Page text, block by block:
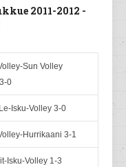
2011-2012 -
Sun Volley
0
Isku-Volley 3-0
Hurrikaani 3-1
Isku-Volley 1-3